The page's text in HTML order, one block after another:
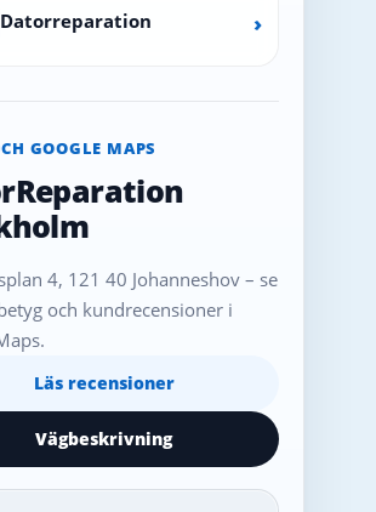
Datorreparation ›
GOOGLE MAPS
4, 121 40 Johanneshov – se
och kundrecensioner i
Läs recensioner
Vägbeskrivning